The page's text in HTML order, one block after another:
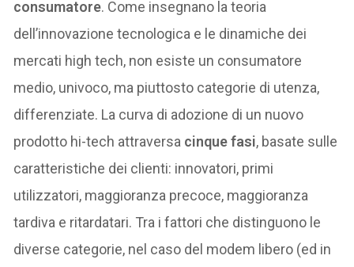
consumatore. Come insegnano la teoria
dell’innovazione tecnologica e le dinamiche dei
mercati high tech, non esiste un consumatore
medio, univoco, ma piuttosto categorie di utenza,
differenziate. La curva di adozione di un nuovo
prodotto hi-tech attraversa cinque fasi, basate sulle
caratteristiche dei clienti: innovatori, primi
utilizzatori, maggioranza precoce, maggioranza
tardiva e ritardatari. Tra i fattori che distinguono le
diverse categorie, nel caso del modem libero (ed in